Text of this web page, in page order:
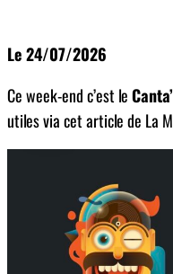
Le 24/07/2026
Ce week-end c’est le
utiles via cet article de La